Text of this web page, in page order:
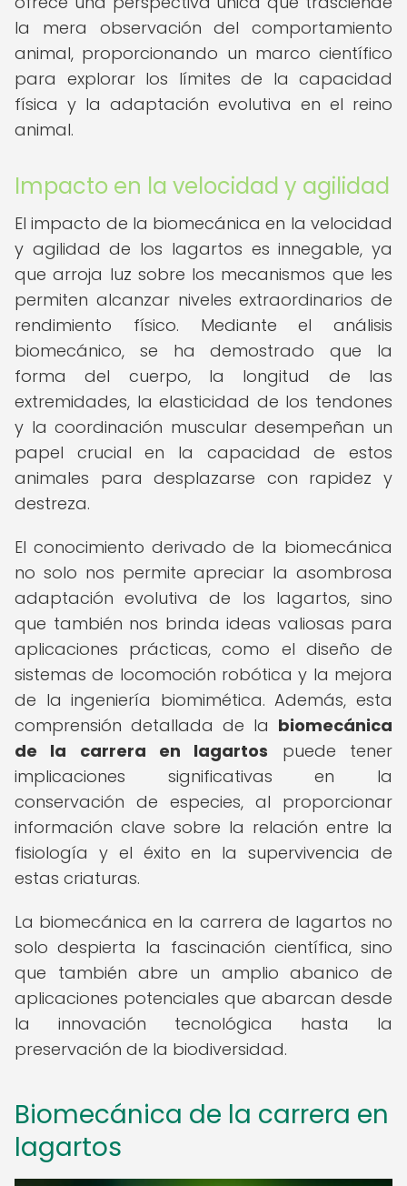
la mera observación del comportamiento
animal, proporcionando un marco científico
para explorar los límites de la capacidad
física y la adaptación evolutiva en el reino
animal.
Impacto en la velocidad y agilidad
El impacto de la biomecánica en la velocidad
y agilidad de los lagartos es innegable, ya
que arroja luz sobre los mecanismos que les
permiten alcanzar niveles extraordinarios de
rendimiento físico. Mediante el análisis
biomecánico, se ha demostrado que la
forma del cuerpo, la longitud de las
extremidades, la elasticidad de los tendones
y la coordinación muscular desempeñan un
papel crucial en la capacidad de estos
animales para desplazarse con rapidez y
destreza.
El conocimiento derivado de la biomecánica
no solo nos permite apreciar la asombrosa
adaptación evolutiva de los lagartos, sino
que también nos brinda ideas valiosas para
aplicaciones prácticas, como el diseño de
sistemas de locomoción robótica y la mejora
de la ingeniería biomimética. Además, esta
comprensión detallada de la biomecánica
de la carrera en lagartos puede tener
implicaciones significativas en la
conservación de especies, al proporcionar
información clave sobre la relación entre la
fisiología y el éxito en la supervivencia de
estas criaturas.
La biomecánica en la carrera de lagartos no
solo despierta la fascinación científica, sino
que también abre un amplio abanico de
aplicaciones potenciales que abarcan desde
la innovación tecnológica hasta la
preservación de la biodiversidad.
Biomecánica de la carrera en
lagartos